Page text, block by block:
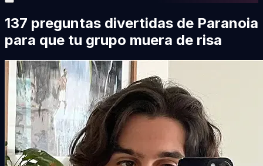
137 preguntas divertidas de Paranoia
para que tu grupo muera de risa